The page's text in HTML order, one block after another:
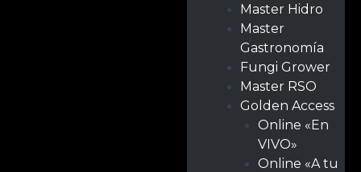
Master Hidro
Master
Gastronomía
Fungi Grower
Master RSO
Golden Access
Online «En
VIVO»
Online «A tu